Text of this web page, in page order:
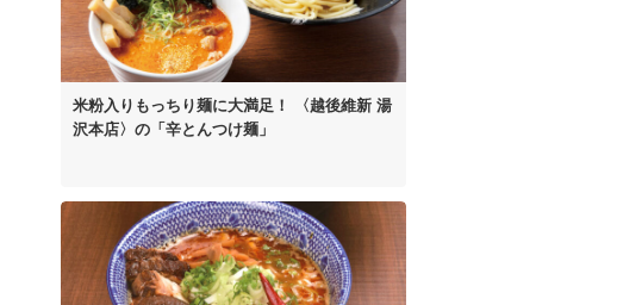
米粉入り もっちり麺に大満足！
〈越後維新 湯
沢本店〉の 「辛とんつけ麺」